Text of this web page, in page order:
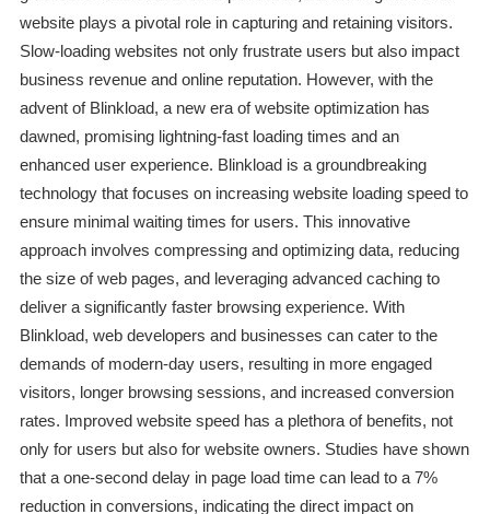
website plays a pivotal role in capturing and retaining visitors.
Slow-loading websites not only frustrate users but also impact
business revenue and online reputation. However, with the
advent of Blinkload, a new era of website optimization has
dawned, promising lightning-fast loading times and an
enhanced user experience. Blinkload is a groundbreaking
technology that focuses on increasing website loading speed to
ensure minimal waiting times for users. This innovative
approach involves compressing and optimizing data, reducing
the size of web pages, and leveraging advanced caching to
deliver a significantly faster browsing experience. With
Blinkload, web developers and businesses can cater to the
demands of modern-day users, resulting in more engaged
visitors, longer browsing sessions, and increased conversion
rates. Improved website speed has a plethora of benefits, not
only for users but also for website owners. Studies have shown
that a one-second delay in page load time can lead to a 7%
reduction in conversions, indicating the direct impact on